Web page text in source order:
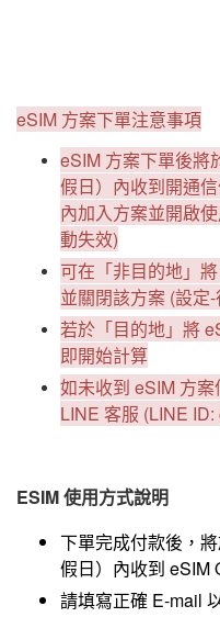
eSIM 方案下單注意事項
eSIM 方案下單後將
假日）內收到開通
內加入方案並開啟
動失效)
可在「非目的地」
並關閉該方案 (設定
若於「目的地」將
即開始計算
如未收到 eSIM 方
LINE 客服 (LINE
ESIM 使用方式說明
下單完成付款後，
假日）內收到 eSIM
請填寫正確 E-mail